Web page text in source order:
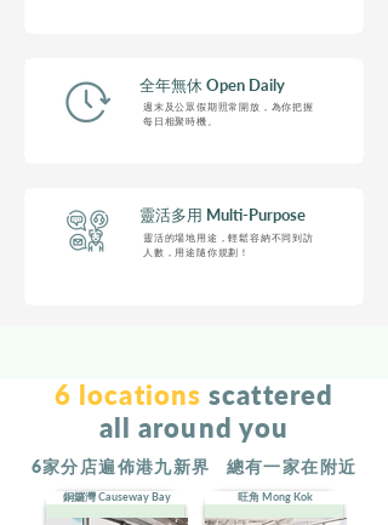
全年無休 Open Daily
週末及公眾假期照常開放， 為你把握
每日相聚時機。
靈活多用 Multi-Purpose
靈活的場地用途，輕鬆容納不同到訪
人數，用途隨你規劃！
6 locations scattered
all around you
6家分店遍佈港九新界 總有一家在附近
銅鑼灣 Causeway Bay 旺角 Mong Kok